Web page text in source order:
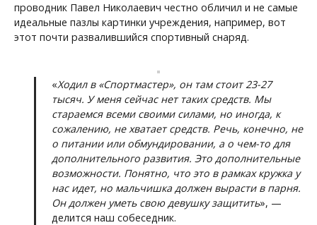
проводник Павел Николаевич честно обличил и не самые
идеальные пазлы картинки учреждения, например, вот
этот почти развалившийся спортивный снаряд.
«Ходил в «Спортмастер», он там стоит 23-27
тысяч. У меня сейчас нет таких средств. Мы
стараемся всеми своими силами, но иногда, к
сожалению, не хватает средств. Речь, конечно, не
о питании или обмундировании, а о чем-то для
дополнительного развития. Это дополнительные
возможности. Понятно, что это в рамках кружка у
нас идет, но мальчишка должен вырасти в парня.
Он должен уметь свою девушку защитить», —
делится наш собеседник.